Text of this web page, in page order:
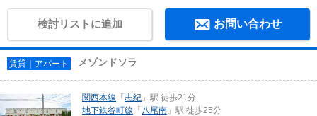
検討リストに追加 お問い合わせ
賃貸｜アパート メゾンドソラ
関西本線 「志紀 」駅 徒歩21分
地下鉄谷町線 「 八尾南 」駅 徒歩25分